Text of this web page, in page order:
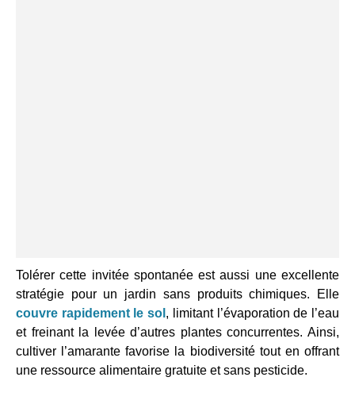
Tolérer cette invitée spontanée est aussi une excellente
stratégie pour un jardin sans produits chimiques. Elle
couvre rapidement le sol , limitant l’évaporation de l’eau
et freinant la levée d’autres plantes concurrentes. Ainsi,
cultiver l’amarante favorise la biodiversité tout en offrant
une ressource alimentaire gratuite et sans pesticide.